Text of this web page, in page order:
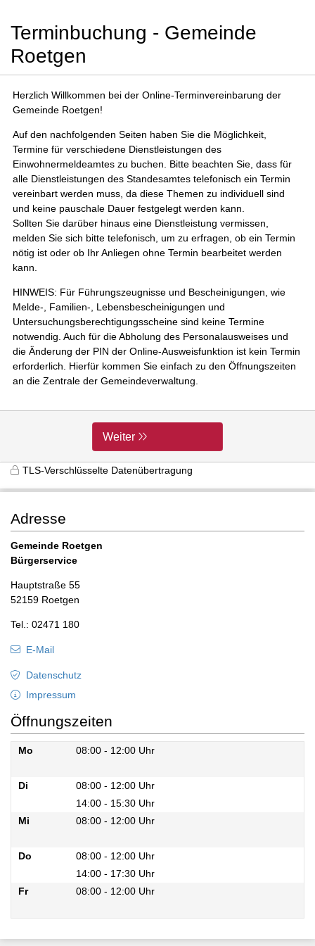
Terminbuchung - Gemeinde
Roetgen
Herzlich Willkommen bei der Online-Terminvereinbarung der
Gemeinde Roetgen!
Auf den nachfolgenden Seiten haben Sie die Möglichkeit,
Termine für verschiedene Dienstleistungen des
Einwohnermeldeamtes zu buchen. Bitte beachten Sie, dass für
alle Dienstleistungen des Standesamtes telefonisch ein Termin
vereinbart werden muss, da diese Themen zu individuell sind
und keine pauschale Dauer festgelegt werden kann.
Sollten Sie darüber hinaus eine Dienstleistung vermissen,
melden Sie sich bitte telefonisch, um zu erfragen, ob ein Termin
nötig ist oder ob Ihr Anliegen ohne Termin bearbeitet werden
kann.
HINWEIS: Für Führungszeugnisse und Bescheinigungen, wie
Melde-, Familien-, Lebensbescheinigungen und
Untersuchungsberechtigungsscheine sind keine Termine
notwendig. Auch für die Abholung des Personalausweises und
die Änderung der PIN der Online-Ausweisfunktion ist kein Termin
erforderlich. Hierfür kommen Sie einfach zu den Öffnungszeiten
an die Zentrale der Gemeindeverwaltung.
Weiter
TLS-Verschlüsselte Datenübertragung
Adresse
Gemeinde Roetgen
Bürgerservice
Hauptstraße 55
52159 Roetgen
Tel.: 02471 180
E-Mail
Datenschutz
Impressum
Öffnungszeiten
Mo 08:00 - 12:00 Uhr
Di
08:00 - 12:00 Uhr
14:00 - 15:30 Uhr
Mi
08:00 - 12:00 Uhr
Do
08:00 - 12:00 Uhr
14:00 - 17:30 Uhr
Fr
08:00 - 12:00 Uhr